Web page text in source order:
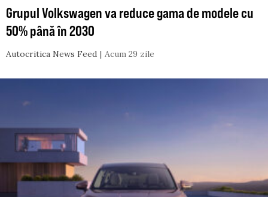
Grupul Volkswagen va reduce gama de modele cu
50% până în 2030
Autocritica News Feed Acum 29 zile